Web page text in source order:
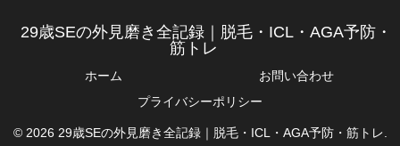
29歳SEの外見磨き全記録｜脱毛・ICL・AGA予防・
筋トレ
ホーム
お問い合わせ
プライバシーポリシー
© 2026 29歳SEの外見磨き全記録｜脱毛・ICL・AGA予防・筋トレ.